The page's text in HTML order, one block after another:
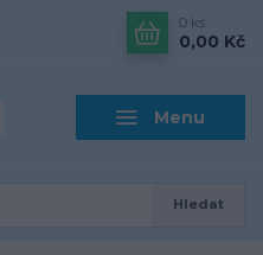
Menu
Hledat
0 ks
0,00 Kč